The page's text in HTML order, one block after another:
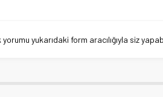
yorumu yukarıdaki form aracılığıyla siz